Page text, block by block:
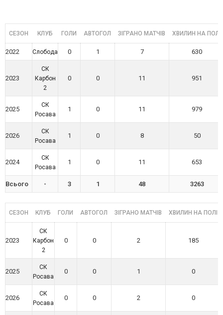
СЕЗОН КЛУБ ГОЛИ АВТОГОЛ ЗІГРАНО МАТЧІВ ХВИЛИН НА ПОЛІ
2022 Слобода 0 1 7 630
2023
СК
Карбон
2
0 0 11 951
2025
СК
Росава
1 0 11 979
2026
СК
Росава
1 0 8 50
2024
СК
Росава
1 0 11 653
Всього - 3 1 48 3263
СЕЗОН КЛУБ ГОЛИ АВТОГОЛ ЗІГРАНО МАТЧІВ ХВИЛИН НА ПОЛІ
2023
СК
Карбон
2
0 0 2 185
2025
СК
Росава
0 0 1 0
2026
СК
Росава
0 0 2 0